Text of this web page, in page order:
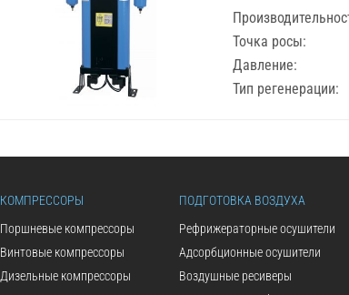
Точка росы:
Давление:
Тип регенерации:
КОМПРЕССОРЫ
Поршневые компрессоры
Винтовые компрессоры
Дизельные компрессоры
ПОДГОТОВКА ВОЗДУХА
Рефрижераторные осушители
Адсорбционные осушители
Воздушные ресиверы